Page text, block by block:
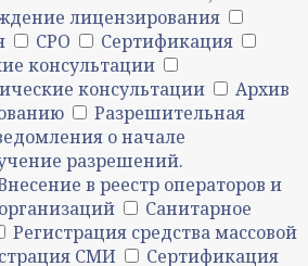
лицензирования
СРО
Сертификация
консультации
консультации
Архив
Разрешительная
о начале
разрешений.
в реестр операторов и
Санитарное
Регистрация средства массовой
СМИ
Сертификация